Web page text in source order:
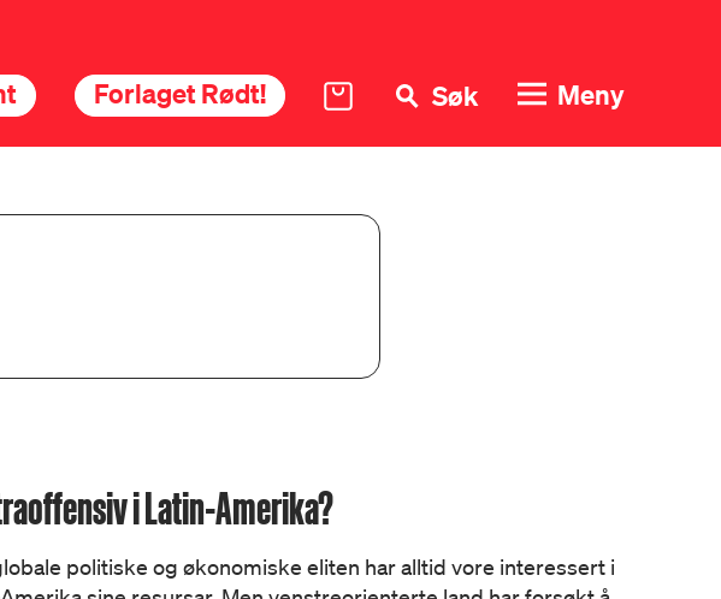
Forlaget Rødt! Søk Meny
i Latin-Amerika?
politiske og økonomiske eliten har alltid vore interessert i